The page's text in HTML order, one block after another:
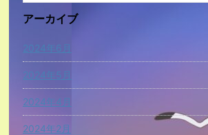
アーカイブ
2024年6月
2024年5月
2024年4月
2024年2月